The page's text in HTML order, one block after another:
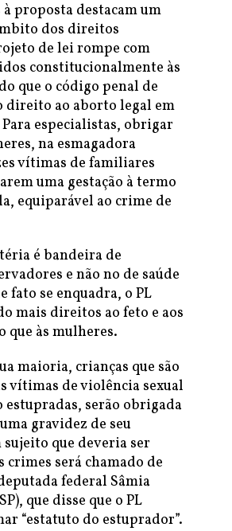
proposta destacam um
dos direitos
de lei rompe com
constitucionalmente às
que o código penal de
direito ao aborto legal em
Para especialistas, obrigar
na esmagadora
vítimas de familiares
uma gestação à termo
equiparável ao crime de
é bandeira de
e não no de saúde
fato se enquadra, o PL
mais direitos ao feto e aos
que às mulheres.
maioria, crianças que são
vítimas de violência sexual
estupradas, serão obrigada
gravidez de seu
que deveria ser
crimes será chamado de
federal Sâmia
que disse que o PL
“estatuto do estuprador”.